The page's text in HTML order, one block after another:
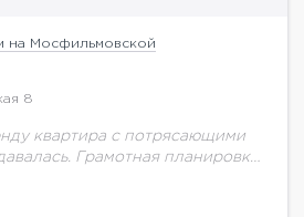
на Мосфильмовской
8
квартира с потрясающими
Грамотная планировка:
сан.узел, кухня-гостиная